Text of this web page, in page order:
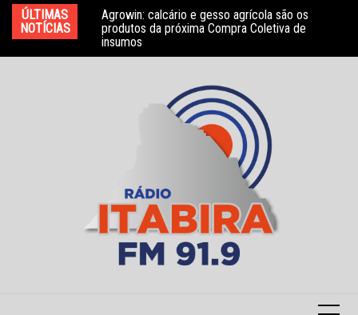
para
conteúdo
ÚLTIMAS
NOTÍCIAS
Agrowin: calcário e gesso agrícola são os
produtos da próxima Compra Coletiva de
insumos
Novo convênio com a Associação Nosso Lar
garante atendimento a crianças com TEA